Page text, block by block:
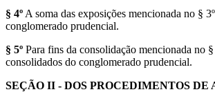
§ 4º A soma das exposições mencionada no §
conglomerado prudencial.
§ 5º Para fins da consolidação mencionada no
consolidados do conglomerado prudencial.
SEÇÃO II - DOS PROCEDIMENTOS